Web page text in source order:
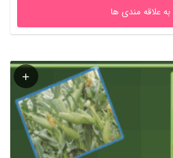
به علاقه مندی ها